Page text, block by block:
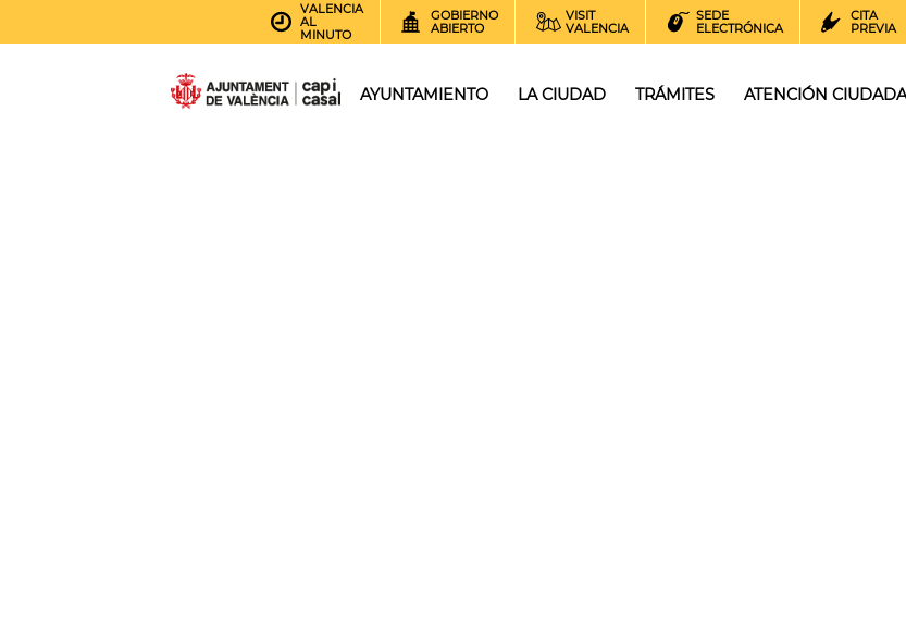
VALENCIA
AL
MINUTO
GOBIERNO
ABIERTO
VISIT
VALENCIA
SEDE
ELECTRÓNICA
CITA
PREVIA
AYUNTAMIENTO LA CIUDAD TRÁMITES ATENCIÓN